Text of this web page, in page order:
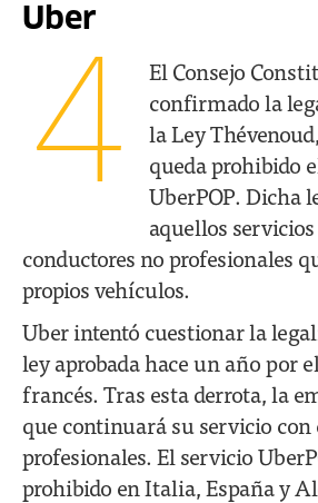
Uber
4
El Consejo
confirmado la
la Ley
queda prohibido
UberPOP. Dicha
aquellos
conductores no profesionales
propios vehículos.
Uber intentó cuestionar la
ley aprobada hace un año por
francés. Tras esta derrota, la
que continuará su servicio con
profesionales. El servicio
prohibido en Italia, España y